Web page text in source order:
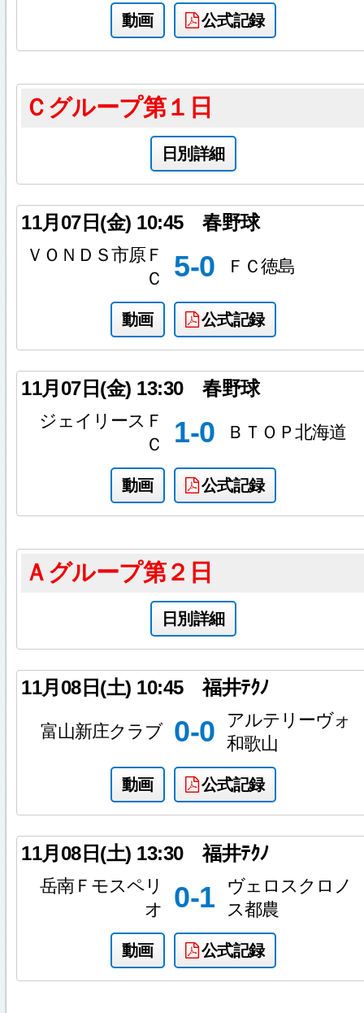
動画 公式記録
Ｃグループ第１日
日別詳細
11月07日(金) 10:45春野球
ＶＯＮＤＳ市原Ｆ
Ｃ
5-0 ＦＣ徳島
動画 公式記録
11月07日(金) 13:30春野球
ジェイリースＦ
Ｃ
1-0 ＢＴＯＰ北海道
動画 公式記録
Ａグループ第２日
日別詳細
11月08日(土) 10:45福井ﾃｸﾉ
富山新庄クラブ 0-0
アルテリーヴォ
和歌山
動画 公式記録
11月08日(土) 13:30福井ﾃｸﾉ
岳南Ｆモスペリ
オ
0-1
ヴェロスクロノ
ス都農
動画 公式記録